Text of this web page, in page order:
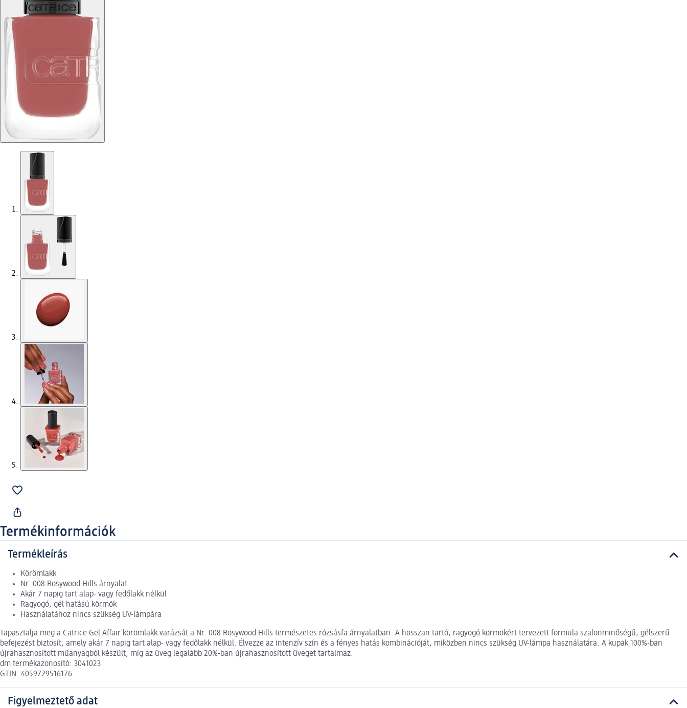
Termékinformációk
Termékleírás
Körömlakk
Nr. 008 Rosywood Hills árnyalat
Akár 7 napig tart alap- vagy fedőlakk nélkül
Ragyogó, gél hatású körmök
Használatához nincs szükség UV-lámpára
Tapasztalja meg a Catrice Gel Affair körömlakk varázsát a Nr. 008 Rosywood Hills természetes rózsásfa árnyalatban. A hosszan tartó, ragyogó körmökért tervezett formula szalonminőségű, gélszerű
befejezést biztosít, amely akár 7 napig tart alap- vagy fedőlakk nélkül. Élvezze az intenzív szín és a fényes hatás kombinációját, miközben nincs szükség UV-lámpa használatára. A kupak 100%-ban
újrahasznosított műanyagból készült, míg az üveg legalább 20%-ban újrahasznosított üveget tartalmaz.
dm termékazonosító: 3041023
GTIN: 4059729516176
Figyelmeztető adat